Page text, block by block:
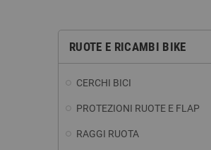
RUOTE E RICAMBI BIKE
CERCHI BICI
PROTEZIONI RUOTE E FLAP
RAGGI RUOTA